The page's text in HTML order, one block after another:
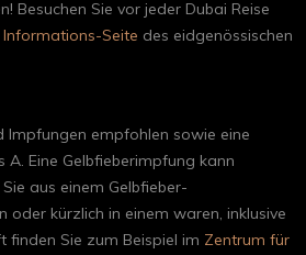
Besuchen Sie vor jeder Dubai Reise
Informations-Seite des eidgenössischen
Impfungen empfohlen sowie eine
Eine Gelbfieberimpfung kann
aus einem Gelbfieber-
oder kürzlich in einem waren, inklusive
finden Sie zum Beispiel im Zentrum für